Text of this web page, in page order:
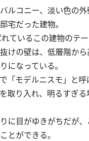
ルコニー、淡い色の
宅だった建物。
れているこの建物のテ
けの壁は、低層階か
になっている。
「モデルニスモ」と
取り入れ、明るすぎ
に目がゆきがちだが
とができる。